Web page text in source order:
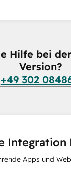
Hilfe bei
Version?
+49 302
Integration
Apps und